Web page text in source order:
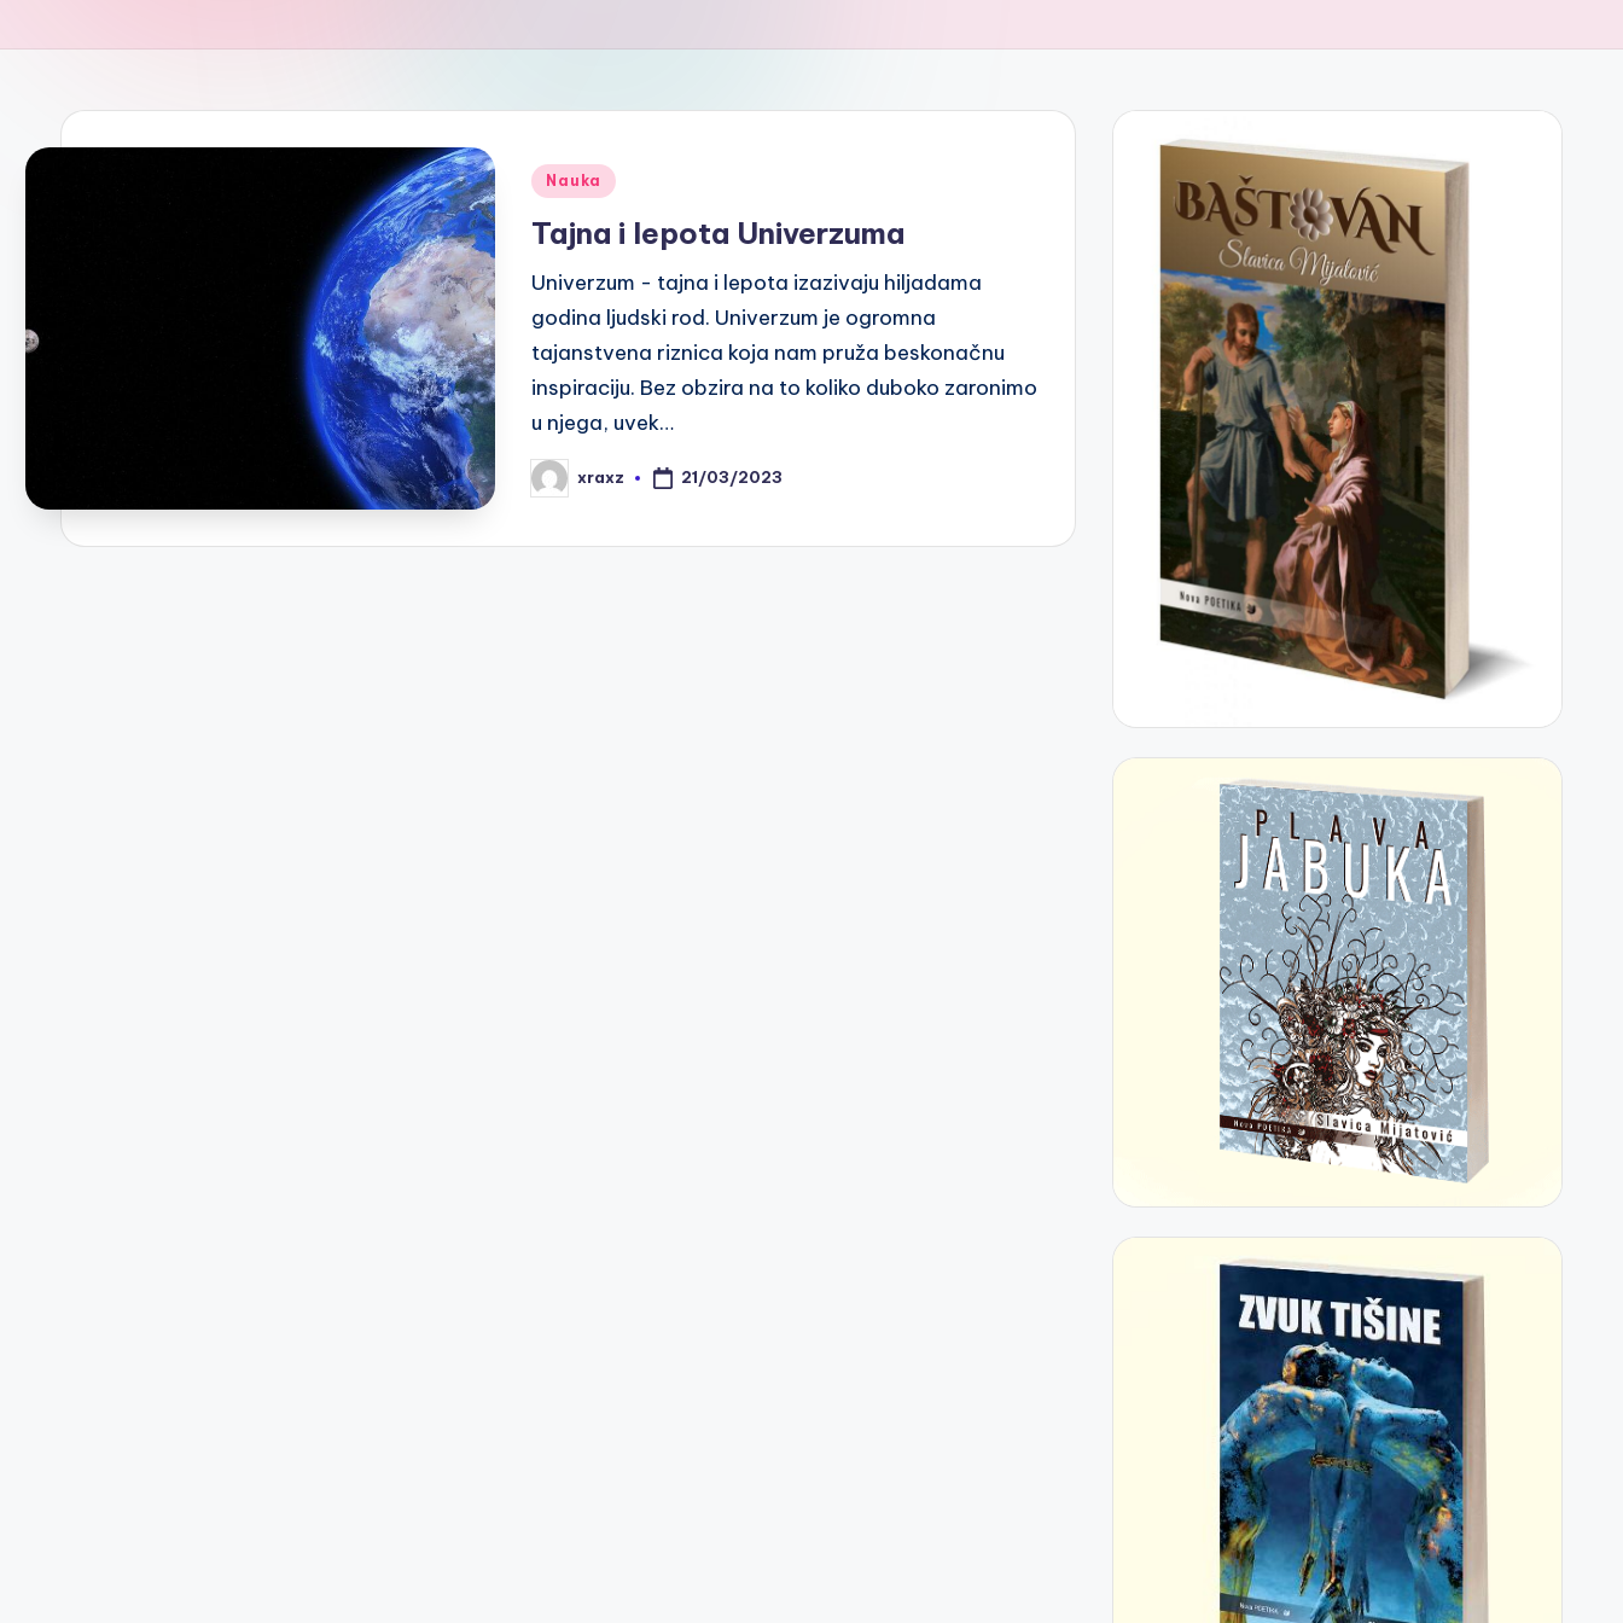
Posted
Nauka
Tajna i lepota Univerzuma
Univerzum - tajna i lepota izazivaju hiljadama
godina ljudski rod. Univerzum je ogromna
tajanstvena riznica koja nam pruža beskonačnu
inspiraciju. Bez obzira na to koliko duboko zaronimo
u njega, uvek…
Posted
by
xraxz 21/03/2023